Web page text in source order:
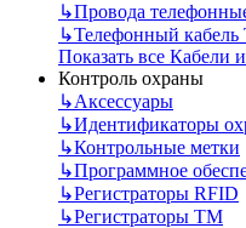
↳Провода
↳Телефонный
Показать все Кабели
Контроль охраны
↳Аксессуары
↳Идентификаторы
↳Контрольные метки
↳Программное
↳Регистраторы RFID
↳Регистраторы ТМ